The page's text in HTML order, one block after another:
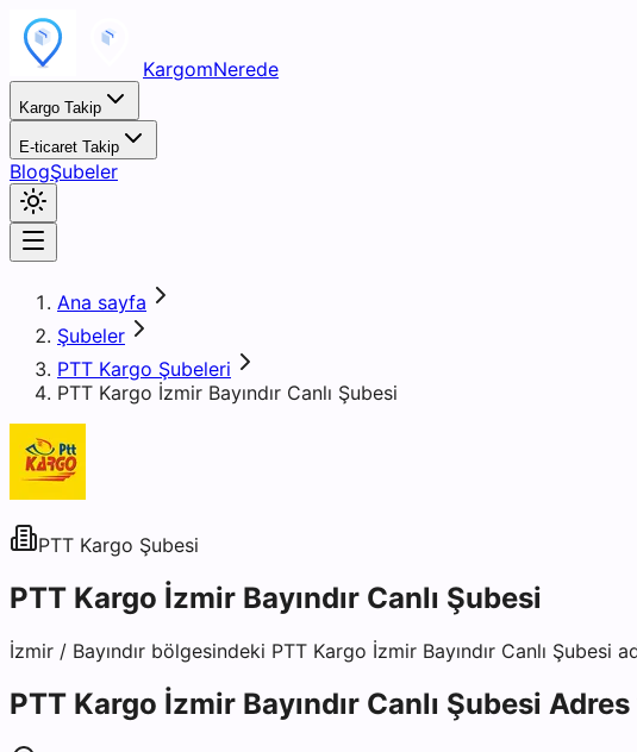
KargomNerede
Kargo Takip
E-ticaret Takip
BlogŞubeler
Ana sayfa
Şubeler
PTT Kargo Şubeleri
PTT Kargo İzmir Bayındır Canlı Şubesi
PTT Kargo Şubesi
PTT Kargo İzmir Bayındır Canlı Şubesi
İzmir / Bayındır bölgesindeki PTT Kargo İzmir Bayındır Canlı Şubesi
PTT Kargo İzmir Bayındır Canlı Şubesi